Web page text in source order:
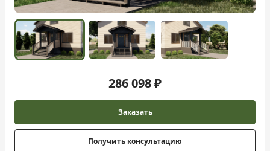
286 098 ₽
Заказать
Получить консультацию